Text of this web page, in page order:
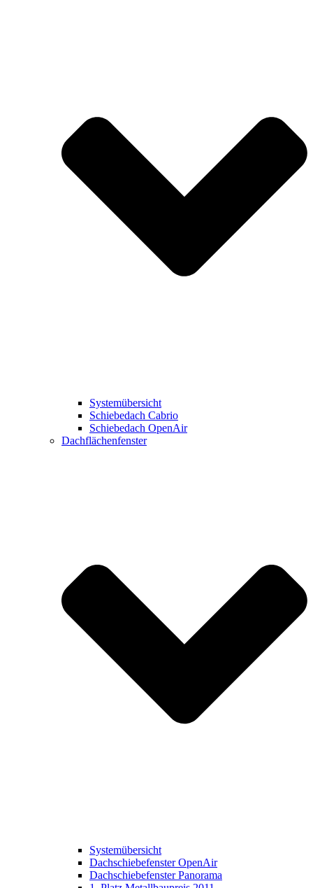
Systemübersicht
Schiebedach Cabrio
Schiebedach OpenAir
Dachflächenfenster
Systemübersicht
Dachschiebefenster OpenAir
Dachschiebefenster Panorama